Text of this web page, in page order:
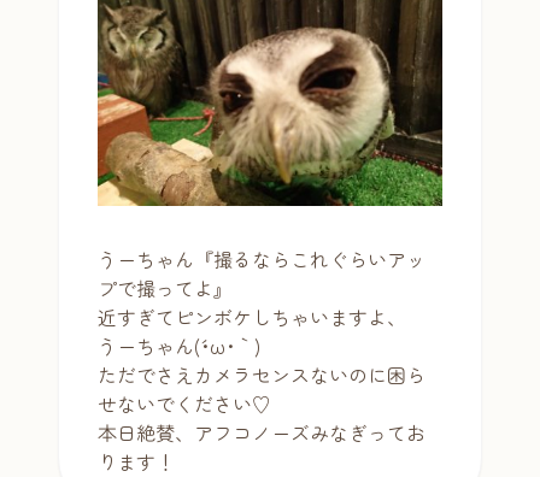
うーちゃん『撮るならこれぐらいアッ
プで撮ってよ』
近すぎてピンボケしちゃいますよ、
うーちゃん(´･ω･｀)
ただでさえカメラセンスないのに困ら
せないでください♡
本日絶賛、アフコノーズみなぎってお
ります！